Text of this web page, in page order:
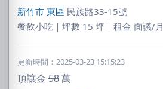
新竹市 東區 民族路33-15號
餐飲小吃｜坪數 15 坪｜租金 面議/
更新時間：2025-03-23 15:15:23
頂讓金 58萬